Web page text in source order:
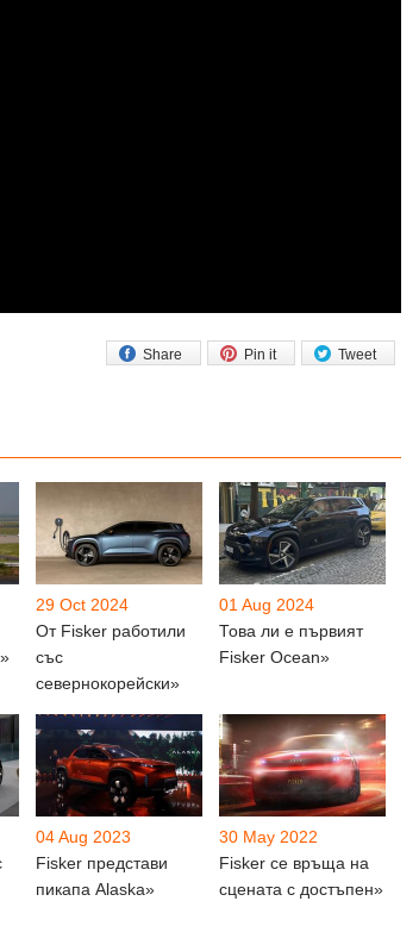
Tweet
Pin it
Share
29 Oct 2024
От Fisker работили
със
севернокорейски»
01 Aug 2024
Това ли е първият
Fisker Ocean»
04 Aug 2023
Fisker представи
пикапа Alaska»
30 May 2022
Fisker се връща на
сцената с достъпен»